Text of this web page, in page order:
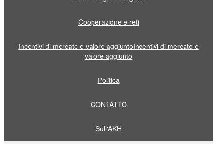
Cooperazione e reti
Incentivi di mercato e valore aggiuntoIncentivi di mercato e
valore aggiunto
Politica
CONTATTO
Sull'AKH